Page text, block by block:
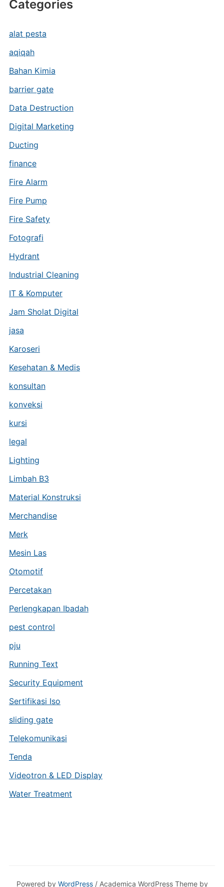
Categories
alat pesta
aqiqah
Bahan Kimia
barrier gate
Data Destruction
Digital Marketing
Ducting
finance
Fire Alarm
Fire Pump
Fire Safety
Fotografi
Hydrant
Industrial Cleaning
IT & Komputer
Jam Sholat Digital
jasa
Karoseri
Kesehatan & Medis
konsultan
konveksi
kursi
legal
Lighting
Limbah B3
Material Konstruksi
Merchandise
Merk
Mesin Las
Otomotif
Percetakan
Perlengkapan Ibadah
pest control
pju
Running Text
Security Equipment
Sertifikasi Iso
sliding gate
Telekomunikasi
Tenda
Videotron & LED Display
Water Treatment
Powered by WordPress/ Academica WordPress Theme by